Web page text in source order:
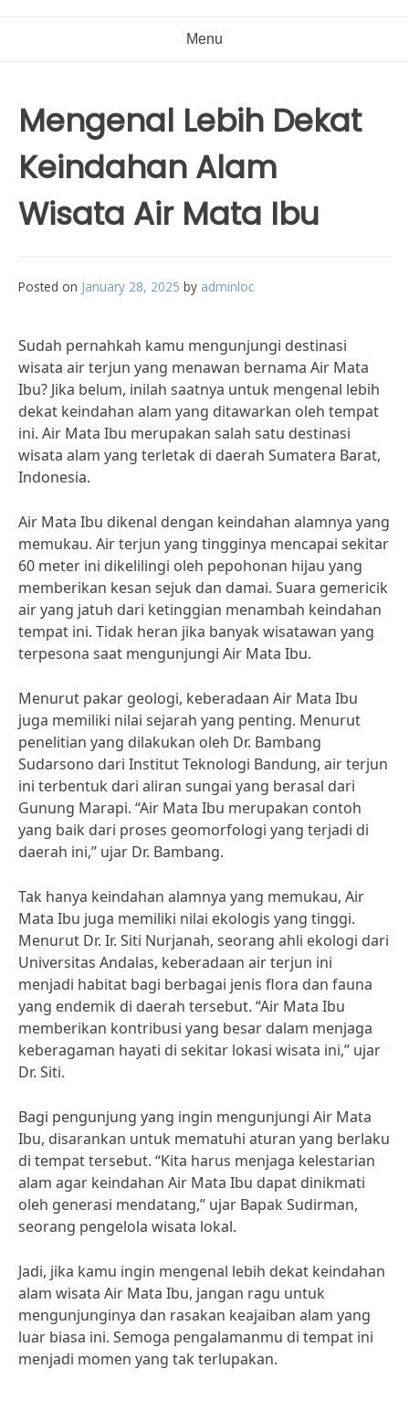
Menu
Mengenal Lebih Dekat
Keindahan Alam
Wisata Air Mata Ibu
Posted on January 28, 2025 by adminloc
Sudah pernahkah kamu mengunjungi destinasi
wisata air terjun yang menawan bernama Air Mata
Ibu? Jika belum, inilah saatnya untuk mengenal lebih
dekat keindahan alam yang ditawarkan oleh tempat
ini. Air Mata Ibu merupakan salah satu destinasi
wisata alam yang terletak di daerah Sumatera Barat,
Indonesia.
Air Mata Ibu dikenal dengan keindahan alamnya yang
memukau. Air terjun yang tingginya mencapai sekitar
60 meter ini dikelilingi oleh pepohonan hijau yang
memberikan kesan sejuk dan damai. Suara gemericik
air yang jatuh dari ketinggian menambah keindahan
tempat ini. Tidak heran jika banyak wisatawan yang
terpesona saat mengunjungi Air Mata Ibu.
Menurut pakar geologi, keberadaan Air Mata Ibu
juga memiliki nilai sejarah yang penting. Menurut
penelitian yang dilakukan oleh Dr. Bambang
Sudarsono dari Institut Teknologi Bandung, air terjun
ini terbentuk dari aliran sungai yang berasal dari
Gunung Marapi. “Air Mata Ibu merupakan contoh
yang baik dari proses geomorfologi yang terjadi di
daerah ini,” ujar Dr. Bambang.
Tak hanya keindahan alamnya yang memukau, Air
Mata Ibu juga memiliki nilai ekologis yang tinggi.
Menurut Dr. Ir. Siti Nurjanah, seorang ahli ekologi dari
Universitas Andalas, keberadaan air terjun ini
menjadi habitat bagi berbagai jenis flora dan fauna
yang endemik di daerah tersebut. “Air Mata Ibu
memberikan kontribusi yang besar dalam menjaga
keberagaman hayati di sekitar lokasi wisata ini,” ujar
Dr. Siti.
Bagi pengunjung yang ingin mengunjungi Air Mata
Ibu, disarankan untuk mematuhi aturan yang berlaku
di tempat tersebut. “Kita harus menjaga kelestarian
alam agar keindahan Air Mata Ibu dapat dinikmati
oleh generasi mendatang,” ujar Bapak Sudirman,
seorang pengelola wisata lokal.
Jadi, jika kamu ingin mengenal lebih dekat keindahan
alam wisata Air Mata Ibu, jangan ragu untuk
mengunjunginya dan rasakan keajaiban alam yang
luar biasa ini. Semoga pengalamanmu di tempat ini
menjadi momen yang tak terlupakan.